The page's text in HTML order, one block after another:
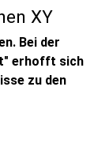
XY
Bei der
erhofft sich
zu den